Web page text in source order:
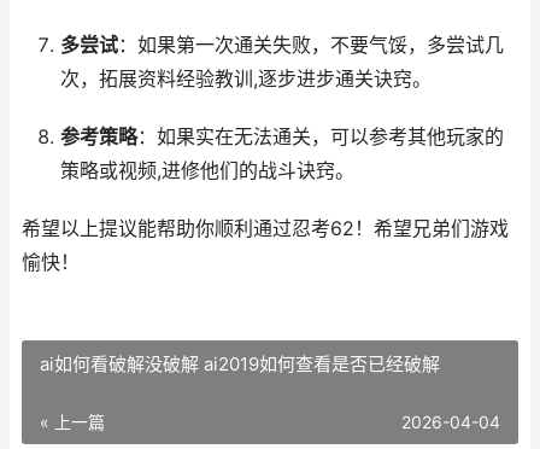
多尝试：如果第一次通关失败，不要气馁，多尝试几
次，拓展资料经验教训,逐步进步通关诀窍。
参考策略：如果实在无法通关，可以参考其他玩家的
策略或视频,进修他们的战斗诀窍。
希望以上提议能帮助你顺利通过忍考62！希望兄弟们游戏
愉快！
ai如何看破解没破解 ai2019如何查看是否已经破解
« 上一篇 2026-04-04